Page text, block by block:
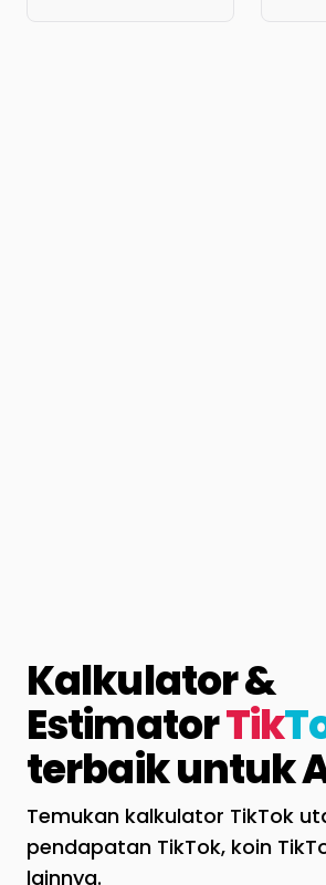
Kalkulator &
EstimatorTik
terbaik untuk
Temukan kalkulator TikTok
pendapatan TikTok, koin
lainnya.